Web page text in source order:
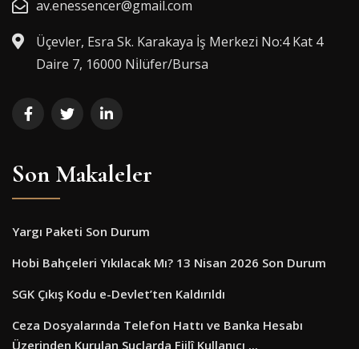
av.enessencer@gmail.com
Üçevler, Esra Sk. Karakaya İş Merkezi No:4 Kat 4
Daire 7, 16000 Ni̇lüfer/Bursa
Son Makaleler
Yargı Paketi Son Durum
Hobi Bahçeleri Yıkılacak Mı? 13 Nisan 2026 Son Durum
SGK Çıkış Kodu e-Devlet’ten Kaldırıldı
Ceza Dosyalarında Telefon Hattı ve Banka Hesabı
Üzerinden Kurulan Suçlarda Fiilî Kullanıcı ...